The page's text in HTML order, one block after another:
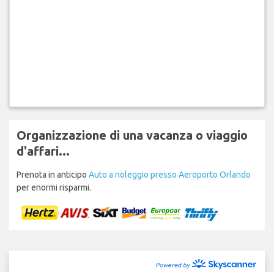
Organizzazione di una vacanza o viaggio
d'affari...
Prenota in anticipo Auto a noleggio presso Aeroporto Orlando
per enormi risparmi.